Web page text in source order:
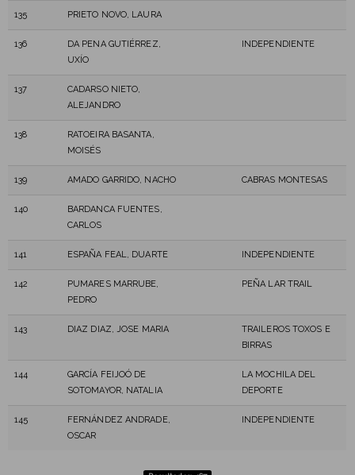
135 PRIETO NOVO, LAURA
136
DA PENA GUTIÉRREZ,
UXÍO
INDEPENDIENTE
137
CADARSO NIETO,
ALEJANDRO
138
RATOEIRA BASANTA,
MOISÉS
139 AMADO GARRIDO, NACHO CABRAS MONTESAS
140
BARDANCA FUENTES,
CARLOS
141 ESPAÑA FEAL, DUARTE INDEPENDIENTE
142
PUMARES MARRUBE,
PEDRO
PEÑA LAR TRAIL
143 DIAZ DIAZ, JOSE MARIA
TRAILEROS TOXOS E
BIRRAS
144
GARCÍA FEIJOÓ DE
SOTOMAYOR, NATALIA
LA MOCHILA DEL
DEPORTE
145
FERNÁNDEZ ANDRADE,
OSCAR
INDEPENDIENTE